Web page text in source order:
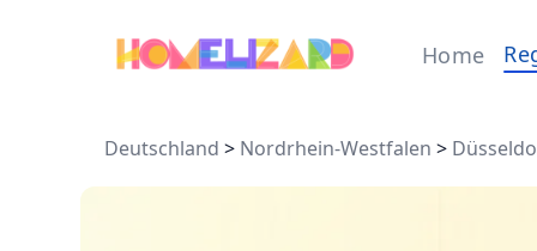
Home
Deutschland > Nordrhein-Westfalen >